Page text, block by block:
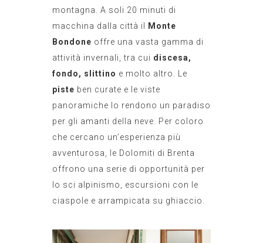
montagna. A soli 20 minuti di
macchina dalla città il
Monte
Bondone offre una vasta gamma di
attività invernali, tra cui discesa,
fondo, slittino e molto altro. Le
piste ben curate e le viste
panoramiche lo rendono un paradiso
per gli amanti della neve. Per coloro
che cercano un’esperienza più
avventurosa, le Dolomiti di Brenta
offrono una serie di opportunità per
lo sci alpinismo, escursioni con le
ciaspole e arrampicata su ghiaccio.